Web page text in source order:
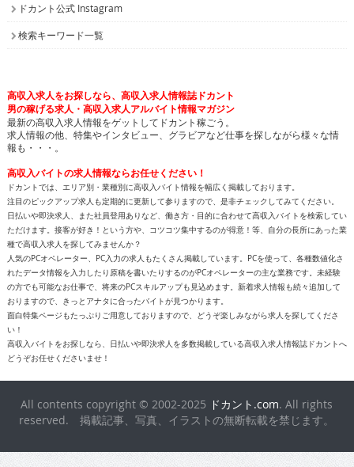
ドカント公式 Instagram
検索キーワード一覧
高収入求人をお探しなら、高収入求人情報誌ドカント
男の稼げる求人・高収入求人アルバイト情報マガジン
最新の高収入求人情報をゲットしてドカント稼ごう。
求人情報の他、特集やインタビュー、グラビアなど仕事を探しながら様々な情
報も・・・。
高収入バイトの求人情報ならお任せください！
ドカントでは、エリア別・業種別に高収入バイト情報を幅広く掲載しております。
注目のピックアップ求人も定期的に更新して参りますので、是非チェックしてみてください。
日払いや即決求人、また社員登用ありなど、働き方・目的に合わせて高収入バイトを検索してい
ただけます。接客が好き！という方や、コツコツ集中するのが得意！等、自分の長所にあった業
種で高収入求人を探してみませんか？
人気のPCオペレーター、PC入力の求人もたくさん掲載しています。PCを使って、各種数値化さ
れたデータ情報を入力したり原稿を書いたりするのがPCオペレーターの主な業務です。未経験
の方でも可能なお仕事で、将来のPCスキルアップも見込めます。新着求人情報も続々追加して
おりますので、きっとアナタに合ったバイトが見つかります。
面白特集ページもたっぷりご用意しておりますので、どうぞ楽しみながら求人を探してくださ
い！
高収入バイトをお探しなら、日払いや即決求人を多数掲載している高収入求人情報誌ドカントへ
どうぞお任せくださいませ！
All contents copyright © 2002-2025 ドカント.com. All rights
reserved. 掲載記事、写真、イラストの無断転載を禁じます。